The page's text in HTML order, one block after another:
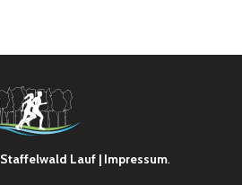
Staffelwald Lauf| Impressum.